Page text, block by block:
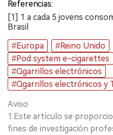
Referencias:
[1] 1 a cada 5 jovens
Brasil
#Europa
#Reino Unido
#Pod system e-cigarettes
#Cigarrillos electrónicos
#Cigarrillos electrónicos y
Aviso
1.Este artículo se
fines de investigación